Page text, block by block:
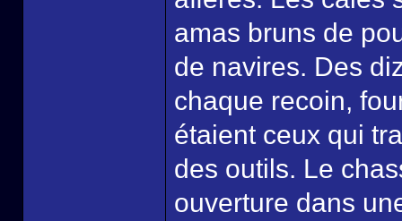
amas bruns de
de navires. Des
chaque recoin,
étaient ceux qui
des outils. Le
ouverture dans